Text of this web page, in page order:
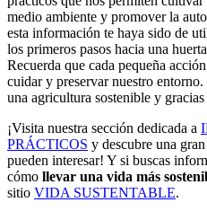
medio ambiente y promover la
esta información te haya sido de
los primeros pasos hacia una
Recuerda que cada pequeña
cuidar y preservar nuestro
una agricultura sostenible y
¡Visita nuestra sección dedicada a
PRÁCTICOS y descubre una
pueden interesar! Y si buscas
cómo llevar una vida más
sitio VIDA SUSTENTABLE.